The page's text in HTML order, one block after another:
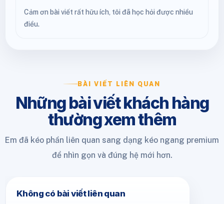
Cảm ơn bài viết rất hữu ích, tôi đã học hỏi được nhiều
điều.
BÀI VIẾT LIÊN QUAN
Những bài viết khách hàng
thường xem thêm
Em đã kéo phần liên quan sang dạng kéo ngang premium
để nhìn gọn và đúng hệ mới hơn.
Không có bài viết liên quan